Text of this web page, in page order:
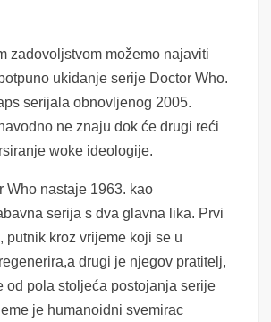
zadovoljstvom možemo najaviti
ukidanje serije Doctor Who.
serijala obnovljenog 2005.
ne znaju dok će drugi reći
woke ideologije.
Who nastaje 1963. kao
serija s dva glavna lika. Prvi
putnik kroz vrijeme koji se u
drugi je njegov pratitelj,
od pola stoljeća postojanja serije
je humanoidni svemirac